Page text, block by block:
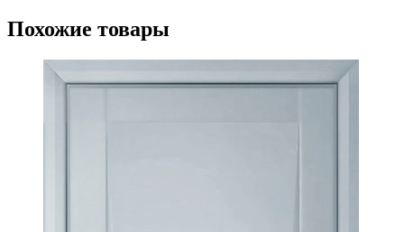
Похожие товары